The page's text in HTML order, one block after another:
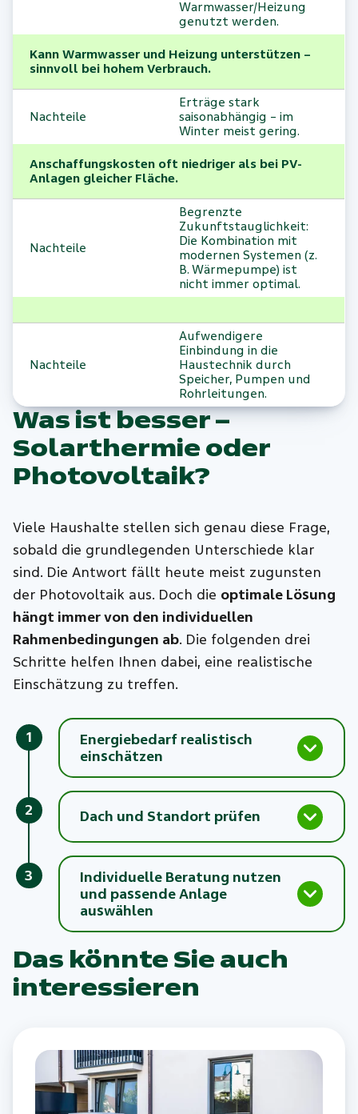
Warmwasser/Heizung
genutzt werden.
Kann Warmwasser und Heizung unterstützen –
sinnvoll bei hohem Verbrauch.
Nachteile
Erträge stark
saisonabhängig – im
Winter meist gering.
Anschaffungskosten oft niedriger als bei PV-
Anlagen gleicher Fläche.
Nachteile
Begrenzte
Zukunftstauglichkeit:
Die Kombination mit
modernen Systemen (z.
B. Wärmepumpe) ist
nicht immer optimal.
Nachteile
Aufwendigere
Einbindung in die
Haustechnik durch
Speicher, Pumpen und
Rohrleitungen.
Was ist besser –
Solarthermie oder
Photovoltaik?
Viele Haushalte stellen sich genau diese Frage,
sobald die grundlegenden Unterschiede klar
sind. Die Antwort fällt heute meist zugunsten
der Photovoltaik aus. Doch die optimale Lösung
hängt immer von den individuellen
Rahmenbedingungen ab. Die folgenden drei
Schritte helfen Ihnen dabei, eine realistische
Einschätzung zu treffen.
1
Energiebedarf realistisch
einschätzen
2 Dach und Standort prüfen
3
Individuelle Beratung nutzen
und passende Anlage
auswählen
Das könnte Sie auch
interessieren